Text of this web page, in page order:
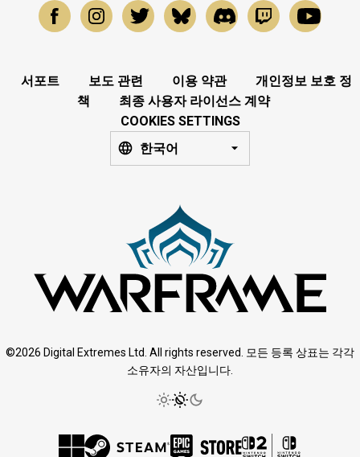
서포트 보도 관련 이용 약관
개인정보 보호 정
책
최종 사용자 라이선스 계약
COOKIES SETTINGS
한국어
©2026 Digital Extremes Ltd. All rights reserved. 모든 등록 상표는 각각
소유자의 자산입니다.